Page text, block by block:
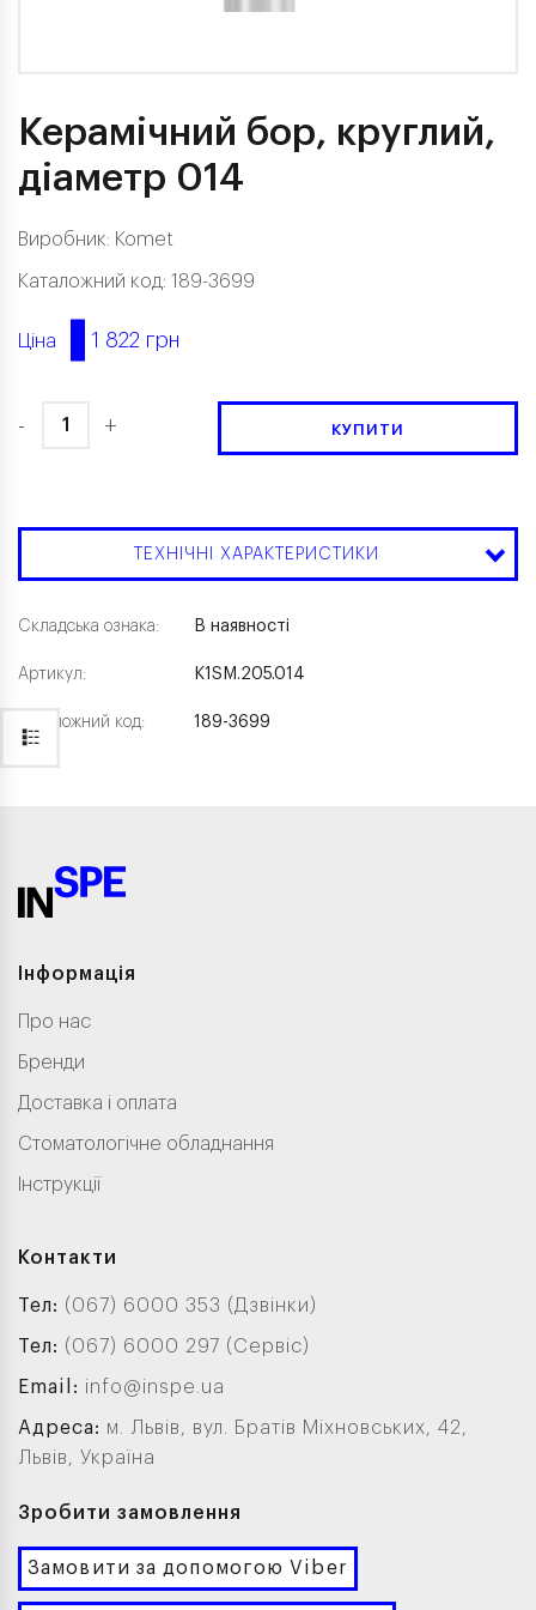
Керамічний бор, круглий,
діаметр 014
Виробник: Komet
Каталожний код: 189-3699
Ціна 1 822 грн
- + КУПИТИ
ТЕХНІЧНІ ХАРАКТЕРИСТИКИ
Складська ознака:
Артикул:
Каталожний код:
В наявності
K1SM.205.014
189-3699
Інформація
Про нас
Бренди
Доставка і оплата
Стоматологічне обладнання
Інструкції
Контакти
Тел: (067) 6000 353 (Дзвінки)
Тел: (067) 6000 297 (Сервіс)
Email: info@inspe.ua
Адреса: м. Львів, вул. Братів Міхновських, 42,
Львів, Україна
Зробити замовлення
Замовити за допомогою Viber